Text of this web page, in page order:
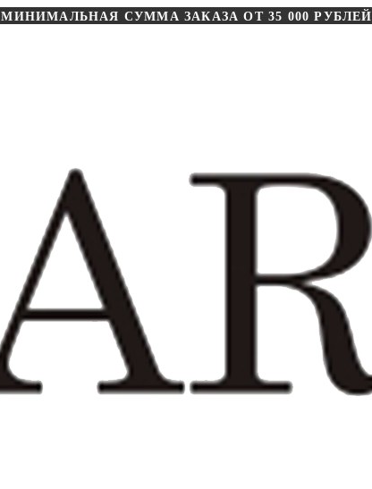
МИНИМАЛЬНАЯ СУММА ЗАКАЗА ОТ 35 000 РУБЛЕЙ